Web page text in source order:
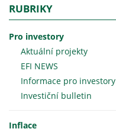
RUBRIKY
Pro investory
Aktuální projekty
EFI NEWS
Informace pro investory
Investiční bulletin
Inflace